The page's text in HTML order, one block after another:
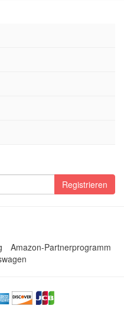
Amazon-Partnerprogramm